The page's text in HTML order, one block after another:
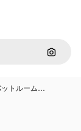
画像で
ットルーム…